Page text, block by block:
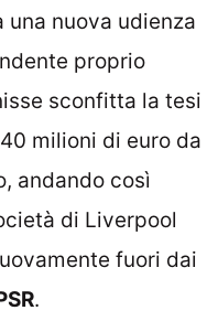
una nuova udienza
proprio
sconfitta la tesi
milioni di euro da
andando così
di Liverpool
fuori dai
.